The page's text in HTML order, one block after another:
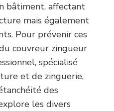
bâtiment, affectant
mais également
Pour prévenir ces
couvreur zingueur
spécialisé
et de zinguerie,
des
les divers